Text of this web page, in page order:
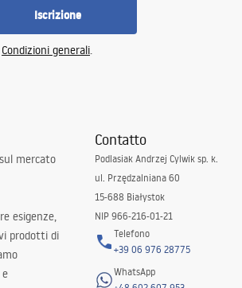
Iscrizione
Condizioni generali.
mercato
esigenze,
prodotti di
Contatto
Podlasiak Andrzej Cylwik sp. k.
ul. Przędzalniana 60
15-688 Białystok
NIP 966-216-01-21
Telefono
+39 06 976 28775
WhatsApp